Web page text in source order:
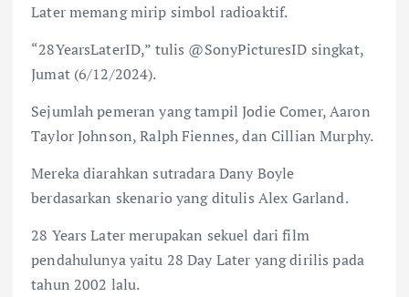
Later memang mirip simbol radioaktif.
“28YearsLaterID,” tulis @SonyPicturesID singkat,
Jumat (6/12/2024).
Sejumlah pemeran yang tampil Jodie Comer, Aaron
Taylor Johnson, Ralph Fiennes, dan Cillian Murphy.
Mereka diarahkan sutradara Dany Boyle
berdasarkan skenario yang ditulis Alex Garland.
28 Years Later merupakan sekuel dari film
pendahulunya yaitu 28 Day Later yang dirilis pada
tahun 2002 lalu.